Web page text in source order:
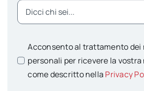
Acconsento al trattamento dei
personali per ricevere la
come descritto nella Privacy